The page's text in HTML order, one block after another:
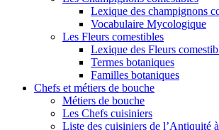
Lexique des champignons
Vocabulaire Mycologique
Les Fleurs comestibles
Lexique des Fleurs
Termes botaniques
Familles botaniques
Chefs et métiers de bouche
Métiers de bouche
Les Chefs cuisiniers
Liste des cuisiniers de l’Antiquité